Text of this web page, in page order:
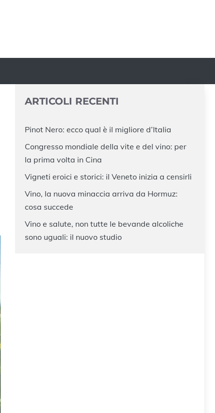
ARTICOLI RECENTI
Pinot Nero: ecco qual è il migliore d’Italia
Congresso mondiale della vite e del vino: per
la prima volta in Cina
Vigneti eroici e storici: il Veneto inizia a censirli
Vino, la nuova minaccia arriva da Hormuz:
cosa succede
Vino e salute, non tutte le bevande alcoliche
sono uguali: il nuovo studio